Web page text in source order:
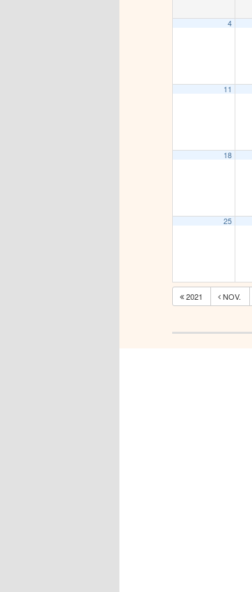
4
11
18
25
2021 NOV.